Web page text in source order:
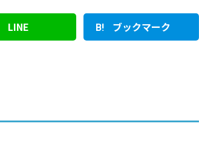
LINE ブックマーク